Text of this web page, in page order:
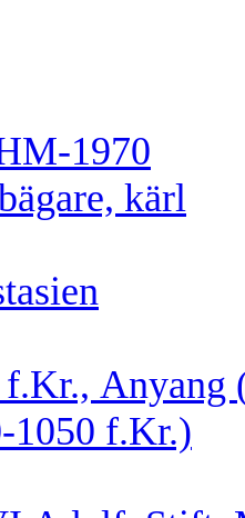
1970
kärl
Anyang
1050 f.Kr.)